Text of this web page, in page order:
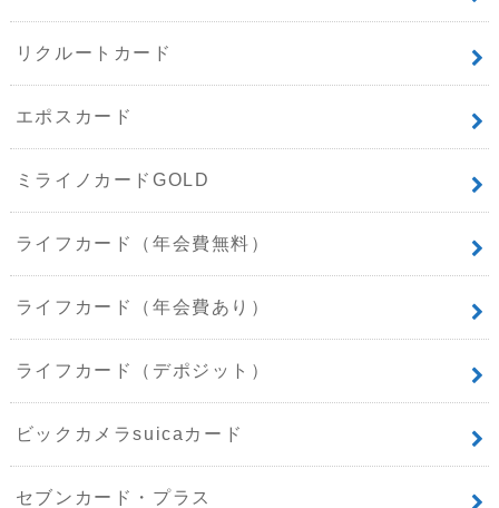
リクルートカード
エポスカード
ミライノカードGOLD
ライフカード（年会費無料）
ライフカード（年会費あり）
ライフカード（デポジット）
ビックカメラsuicaカード
セブンカード・プラス